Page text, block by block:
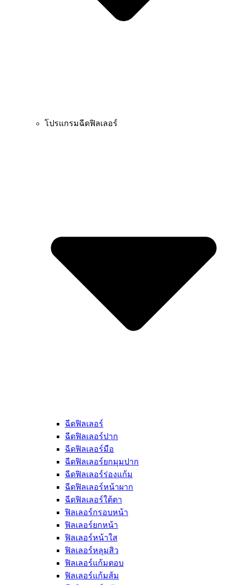
โปรแกรมฉีดฟิลเลอร์
ฉีดฟิลเลอร์
ฉีดฟิลเลอร์ปาก
ฉีดฟิลเลอร์มือ
ฉีดฟิลเลอร์ยกมุมปาก
ฉีดฟิลเลอร์ร่องแก้ม
ฉีดฟิลเลอร์หน้าผาก
ฉีดฟิลเลอร์ใต้ตา
ฟิลเลอร์กรอบหน้า
ฟิลเลอร์ยกหน้า
ฟิลเลอร์หน้าใส
ฟิลเลอร์หลุมสิว
ฟิลเลอร์แก้มตอบ
ฟิลเลอร์แก้มส้ม